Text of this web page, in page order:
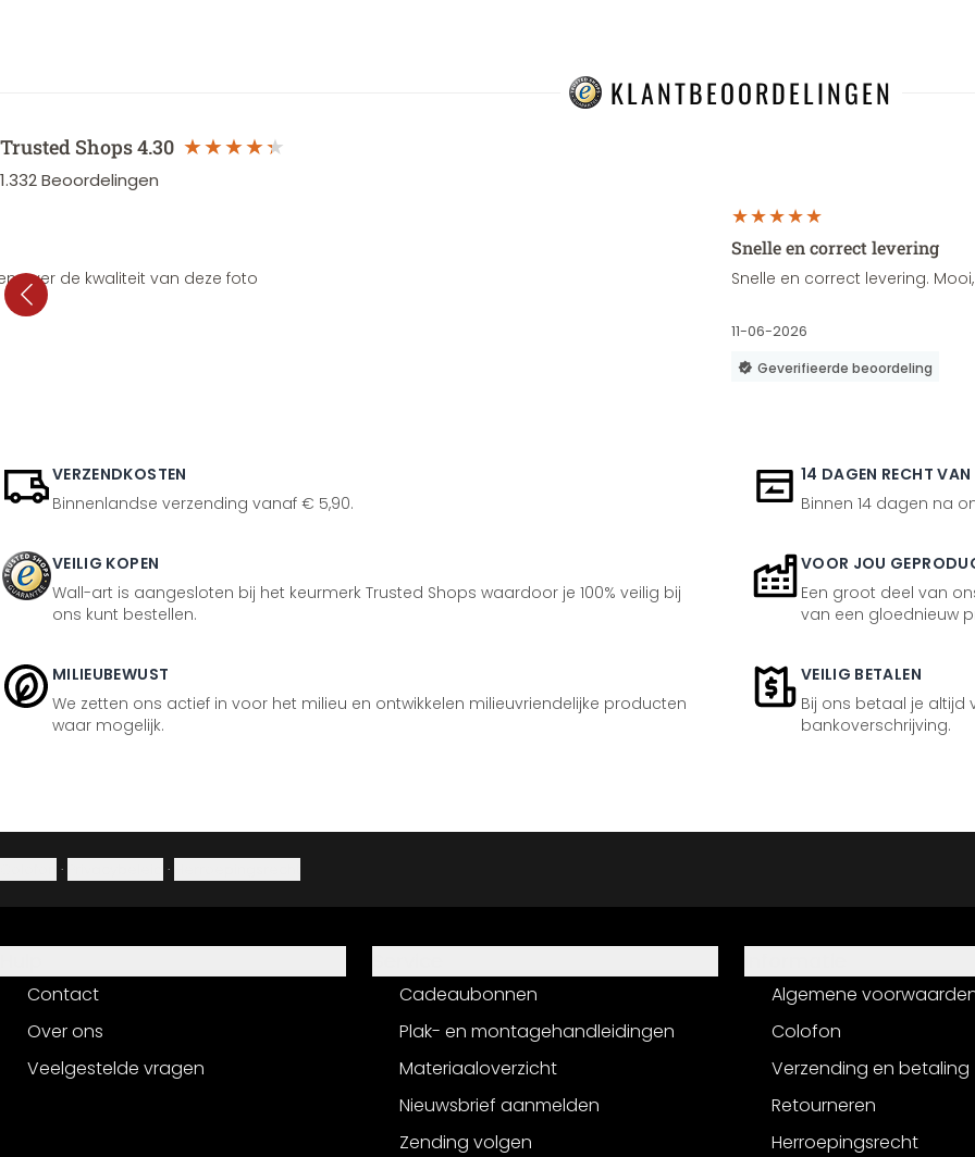
KLANTBEOORDELINGEN
Trusted Shops4.30
1.332Beoordelingen
over de kwaliteit van deze foto
Snelle en correct levering
Snelle en correct levering.
11-06-2026
Geverifieerde beoordeling
VERZENDKOSTEN
Binnenlandse verzending vanaf € 5,90.
14 DAGEN RECHT VAN
Binnen 14 dagen na
VEILIG KOPEN
Wall-art is aangesloten bij het keurmerk Trusted Shops waardoor je 100% veilig bij
ons kunt bestellen.
VOOR JOU
Een groot deel van
van een gloednieuw
MILIEUBEWUST
We zetten ons actief in voor het milieu en ontwikkelen milieuvriendelijke producten
waar mogelijk.
VEILIG BETALEN
Bij ons betaal je altijd
bankoverschrijving.
· ·
Contact
Over ons
Veelgestelde vragen
Cadeaubonnen
Plak- en montagehandleidingen
Materiaaloverzicht
Nieuwsbrief aanmelden
Zending volgen
Algemene
Colofon
Verzending en betaling
Retourneren
Herroepingsrecht